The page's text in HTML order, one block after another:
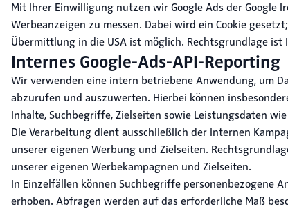
Mit Ihrer Einwilligung nutzen wir Google Ads der Google
Werbeanzeigen zu messen. Dabei wird ein Cookie
Übermittlung in die USA ist möglich. Rechtsgrundlage
Internes Google-Ads-API-Reporting
Wir verwenden eine intern betriebene Anwendung, um
abzurufen und auszuwerten. Hierbei können
Inhalte, Suchbegriffe, Zielseiten sowie Leistungsdaten
Die Verarbeitung dient ausschließlich der internen
unserer eigenen Werbung und Zielseiten.
unserer eigenen Werbekampagnen und Zielseiten.
In Einzelfällen können Suchbegriffe personenbezogene
erhoben. Abfragen werden auf das erforderliche Maß